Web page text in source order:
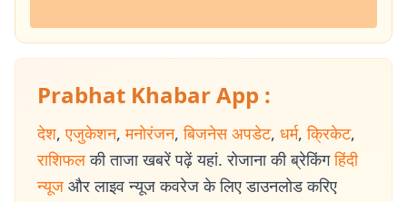
Prabhat Khabar App :
देश, एजुकेशन, मनोरंजन, बिजनेस अपडेट, धर्म, क्रिकेट,
राशिफल की ताजा खबरें पढ़ें यहां. रोजाना की ब्रेकिंग हिंदी
न्यूज और लाइव न्यूज कवरेज के लिए डाउनलोड करिए